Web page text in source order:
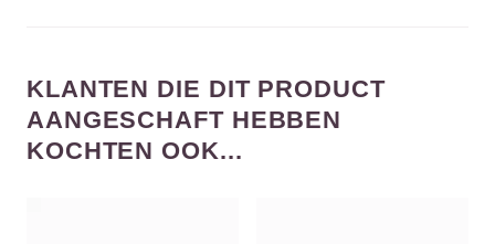
KLANTEN DIE DIT PRODUCT
AANGESCHAFT HEBBEN
KOCHTEN OOK...